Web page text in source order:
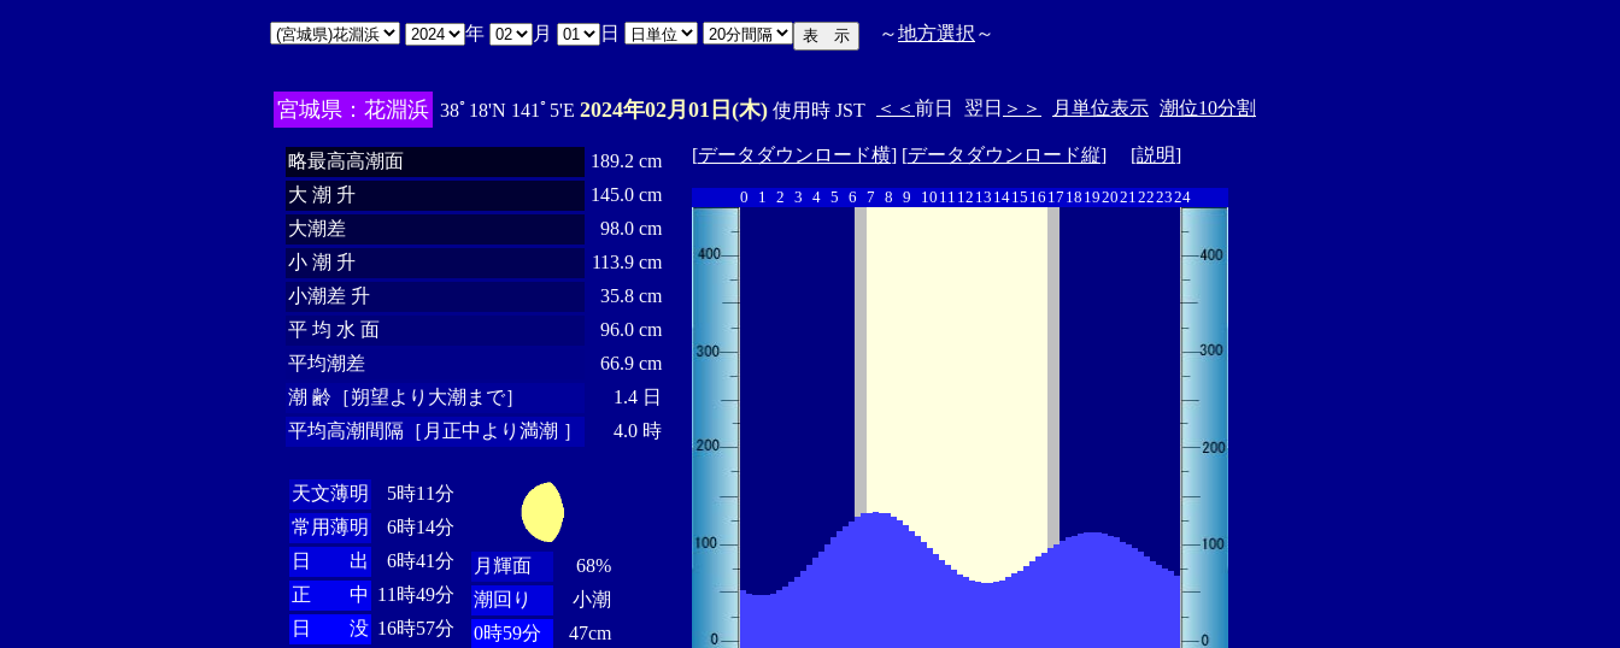
年 月 日 ～地方選択 ～
宮城県：花淵浜 38ﾟ18'N 141ﾟ5'E 2024年02月01日(木) 使用時 JST ＜＜ 前日 翌日 ＞＞ 月単位表示 潮位10分割
略最高高潮面
189.2 cm
大 潮 升
145.0 cm
大潮差
98.0 cm
小 潮 升
113.9 cm
小潮差 升
35.8 cm
平 均 水 面
96.0 cm
平均潮差
66.9 cm
潮 齢［朔望より大潮まで］
1.4 日
平均高潮間隔［月正中より満潮 ］
4.0 時
天文薄明
5時11分
常用薄明
6時14分
日 出
6時41分
正 中 11時49分
日 没 16時57分
月輝面
68%
潮回り
小潮
0時59分
47cm
[データダウンロード横] [データダウンロード縦] [説明]
0 1 2 3 4 5 6 7 8 9 10 11 12 13 1415 16 17 18 192021222324